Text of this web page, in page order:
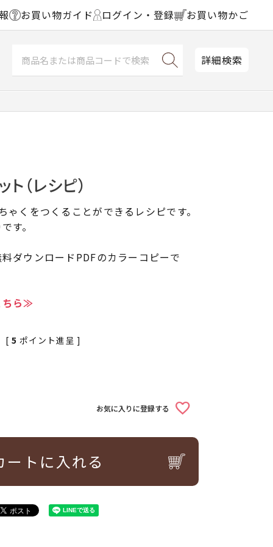
お買い物ガイド ログイン・登録 お買い物かご
詳細検索
（レシピ）
ゃくをつくることができるレシピです。
す。
ダウンロードPDFのカラーコピーで
ちら≫
[ 5 ポイント進呈 ]
お気に入りに登録する
ートに入れる